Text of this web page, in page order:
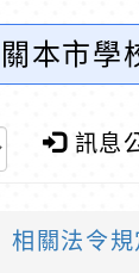
本市學
訊息
相關法令規